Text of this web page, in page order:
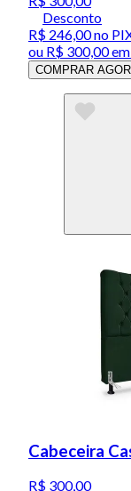
Desconto
R$ 246,00no
ou R$ 300,00
COMPRAR
Cabeceira
R$ 300,00